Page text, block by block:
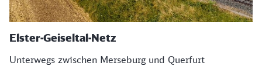
Elster-Geiseltal-Netz
Unterwegs zwischen Merseburg und Querfurt